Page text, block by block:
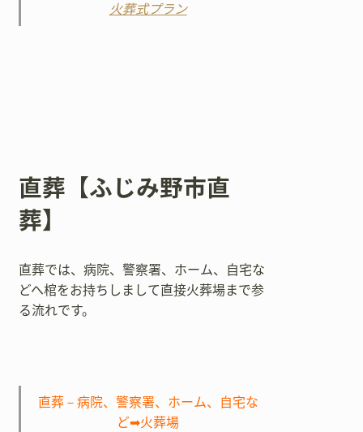
火葬式プラン
直葬【ふじみ野市直
葬】
直葬では、病院、警察署、ホーム、自宅な
どへ棺をお持ちしまして直接火葬場まで参
る流れです。
直葬－病院、警察署、ホーム、自宅な
ど➡火葬場